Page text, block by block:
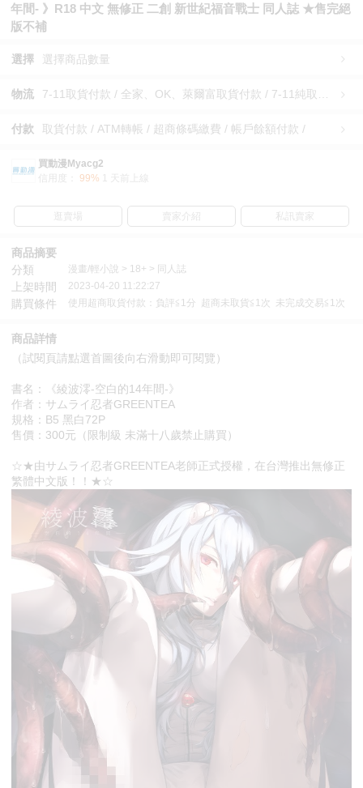
年間- 》R18 中文 無修正 二創 新世紀福音戰士 同人誌 ★售完絕
版不補
選擇 選擇商品數量
物流
付款 取貨付款 / ATM轉帳 / 超商條碼繳費 / 帳戶餘額付款 /
買動漫Myacg2
信用度：
99% 1 天前上線
逛賣場 賣家介紹 私訊賣家
商品摘要
分類
漫畫/輕小說 > 18+ > 同人誌
上架時間 2023-04-20 11:22:27
購買條件 使用超商取貨付款：負評≦1分 超商未取貨≦1次 未完成交易≦1次
商品詳情
（試閱頁請點選首圖後向右滑動即可閱覽）
書名：《綾波澪-空白的14年間-》
作者：サムライ忍者GREENTEA
規格：B5 黑白72P
售價：300元（限制級 未滿十八歲禁止購買）
☆★由サムライ忍者GREENTEA老師正式授權，在台灣推出無修正
繁體中文版！！★☆